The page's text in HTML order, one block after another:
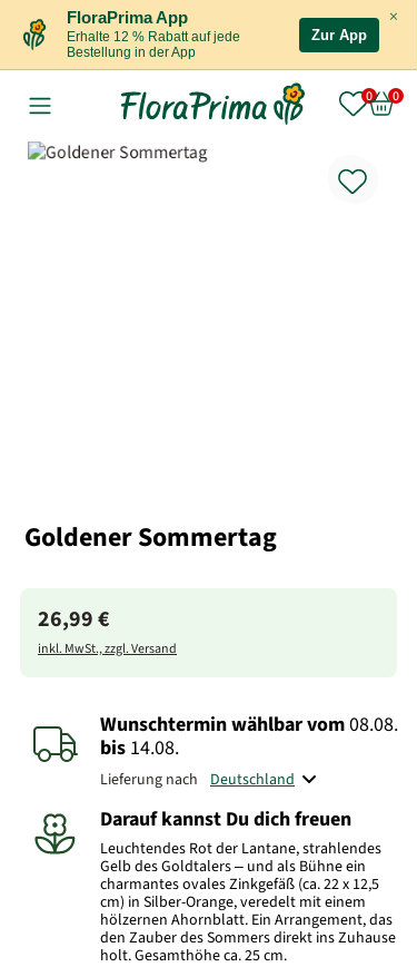
×
FloraPrima App
Erhalte 12 % Rabatt auf jede
Bestellung in der App
Zur App
Goldener Sommertag
26,99 €
inkl. MwSt., zzgl. Versand
Wunschtermin wählbarvom08.08.
bis 14.08.
Lieferung nach
Darauf kannst Du dich freuen
Leuchtendes Rot der Lantane, strahlendes
Gelb des Goldtalers – und als Bühne ein
charmantes ovales Zinkgefäß (ca. 22 x 12,5
cm) in Silber-Orange, veredelt mit einem
hölzernen Ahornblatt. Ein Arrangement, das
den Zauber des Sommers direkt ins Zuhause
holt. Gesamthöhe ca. 25 cm.